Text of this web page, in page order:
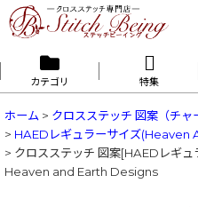
カテゴリ 特集
ホーム > クロスステッチ 図案（チャ
> HAEDレギュラーサイズ(Heaven
> クロスステッチ 図案[HAEDレギ
Heaven and Earth Designs